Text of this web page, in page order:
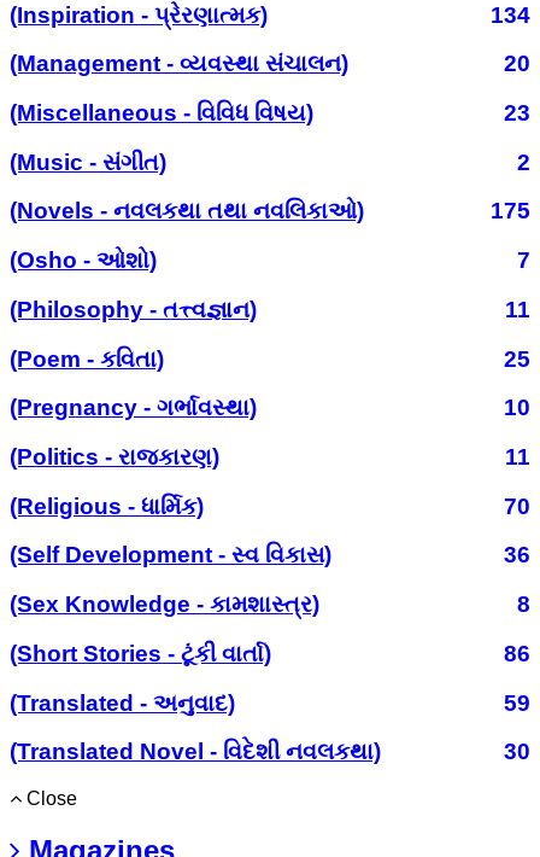
(Inspiration - પ્રેરણાત્મક)
134
(Management - વ્યવસ્થા સંચાલન)
20
(Miscellaneous - વિવિધ વિષય)
23
(Music - સંગીત)
2
(Novels - નવલકથા તથા નવલિકાઓ)
175
(Osho - ઓશો)
7
(Philosophy - તત્ત્વજ્ઞાન)
11
(Poem - કવિતા)
25
(Pregnancy - ગર્ભાવસ્થા)
10
(Politics - રાજકારણ)
11
(Religious - ધાર્મિક)
70
(Self Development - સ્વ વિકાસ)
36
(Sex Knowledge - કામશાસ્ત્ર)
8
(Short Stories - ટૂંકી વાર્તા)
86
(Translated - અનુવાદ)
59
(Translated Novel - વિદેશી નવલકથા)
30
Close
Magazines